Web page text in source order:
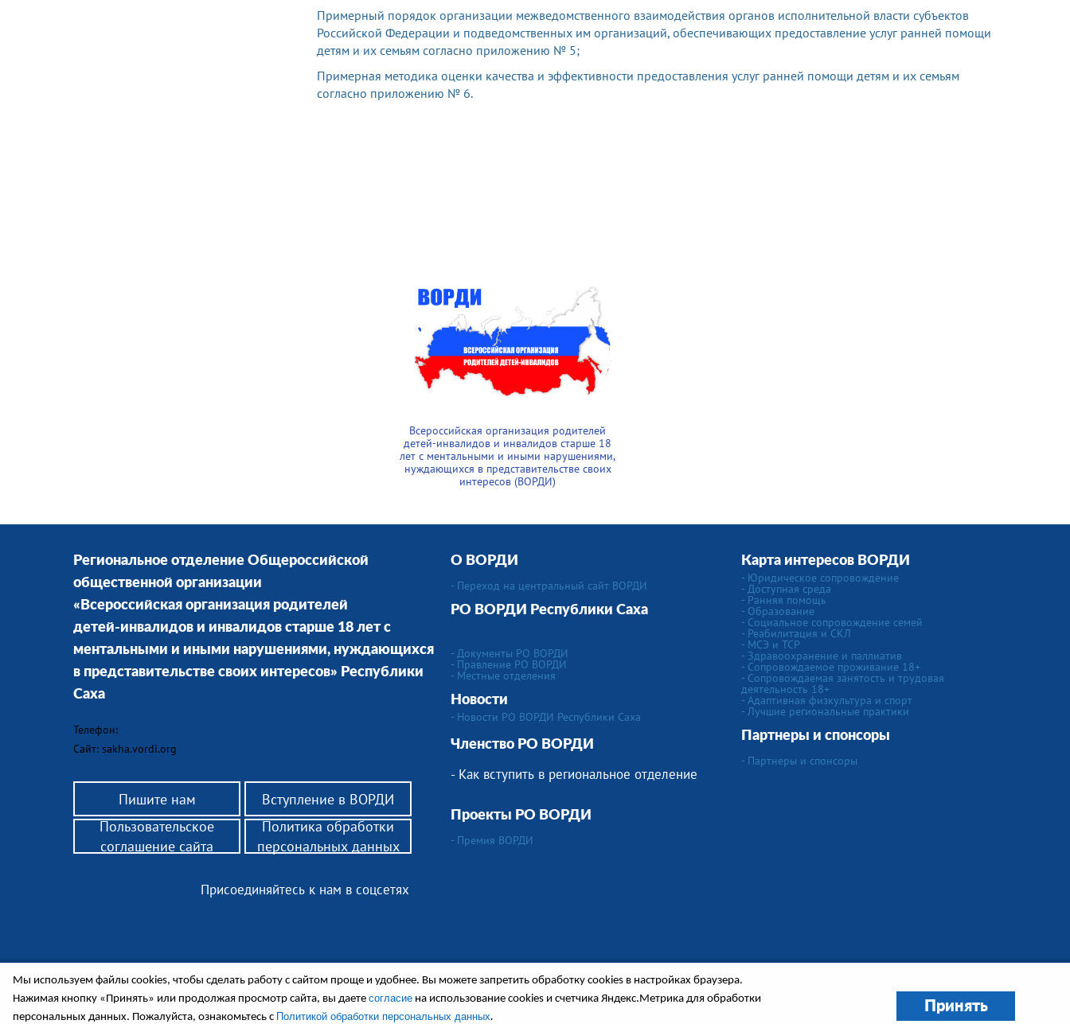
Примерный порядок организации межведомственного взаимодействия органов исполнительной власти субъектов
Российской Федерации и подведомственных им организаций, обеспечивающих предоставление услуг ранней помощи
детям и их семьям согласно приложению № 5;
Примерная методика оценки качества и эффективности предоставления услуг ранней помощи детям и их семьям
согласно приложению № 6.
Всероссийская организация родителей
детей-инвалидов и инвалидов старше 18
лет с ментальными и иными нарушениями,
нуждающихся в представительстве своих
интересов (ВОРДИ)
Региональное отделение Общероссийской
общественной организации
«Всероссийская организация родителей
детей-инвалидов и инвалидов старше 18 лет с
ментальными и иными нарушениями, нуждающихся
в представительстве своих интересов» Республики
Саха
Телефон:
Сайт: sakha.vordi.org
Пишите нам Вступление в ВОРДИ
© 2018 РО ВОРДИ Республики Саха
— помощь родителям детей-инвалидов,
законным представителям инвалидов 18+, нуждающихся в сопровождении.
CMS Smart Engine v.4
О ВОРДИ
- Переход на центральный сайт ВОРДИ
РО ВОРДИ
Республики Саха
- Документы РО ВОРДИ
- Правление РО ВОРДИ
- Местные отделения
Новости
- Новости РО ВОРДИ Республики Саха
Членство РО ВОРДИ
- Как вступить в региональное отделение
Проекты РО ВОРДИ
- Премия ВОРДИ
Карта интересов ВОРДИ
- Юридическое сопровождение
- Доступная среда
- Ранняя помощь
- Образование
- Социальное сопровождение семей
- Реабилитация и СКЛ
- МСЭ и ТСР
- Здравоохранение и паллиатив
- Сопровождаемое проживание 18+
- Сопровождаемая занятость и трудовая
деятельность 18+
- Адаптивная физкультура и спорт
- Лучшие региональные практики
Партнеры и спонсоры
- Партнеры и спонсоры
Присоединяйтесь к нам в соцсетях
Пользовательское
соглашение сайта
Политика обработки
персональных данных
Мы используем файлы cookies, чтобы сделать работу с сайтом проще и удобнее. Вы можете запретить обработку сookies в настройках браузера.
Нажимая кнопку «Принять» или продолжая просмотр сайта, вы даете согласие на использование cookies и счетчика Яндекс.Метрика для обработки
персональных данных. Пожалуйста, ознакомьтесь с Политикой обработки персональных данных.
Принять